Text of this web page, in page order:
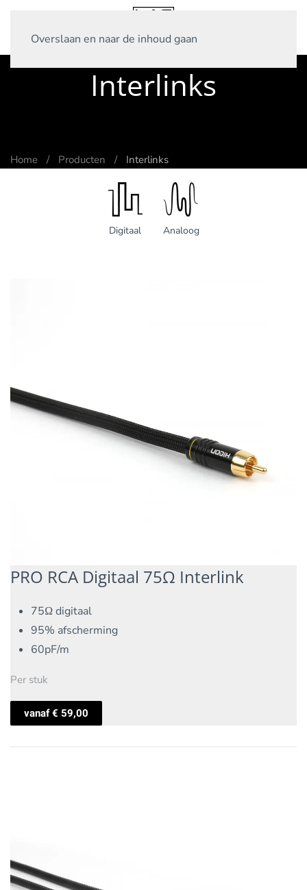
Overslaan en naar de inhoud gaan
Interlinks
Home Producten Interlinks
Digitaal Analoog
PRO RCA Digitaal 75Ω Interlink
75Ω digitaal
95% afscherming
60pF/m
Per stuk
vanaf€ 59,00